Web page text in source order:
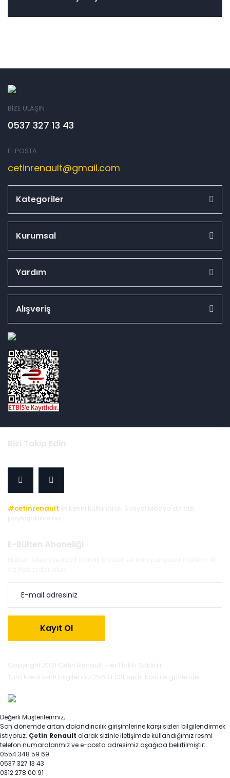
BİZE ULAŞIN
0537 327 13 43
E-POSTA
cetinrenault@gmail.com
Kategoriler
Kurumsal
Yardım
Alışveriş
Bizi Takip Edin
#cetinrenault etiketini kullanarak Sosyal Medya'da bizi
paylaşabilirsiniz.
E-Bülten Aboneliği
Kayıt Ol
Copyright 2021 Cetin Renault. Her Hakkı Saklıdır.
Tüm kredi kartı bilgileriniz 256Bit SSL sertifikası ile güvende.
Değerli Müşterilerimiz,
Son dönemde artan dolandırıcılık girişimlerine karşı sizleri bilgilendirmek
istiyoruz. Çetin Renault olarak sizinle iletişimde kullandığımız resmi
telefon numaralarımız ve e-posta adresimiz aşağıda belirtilmiştir:
0554 348 59 69
0537 327 13 43
0312 278 00 91